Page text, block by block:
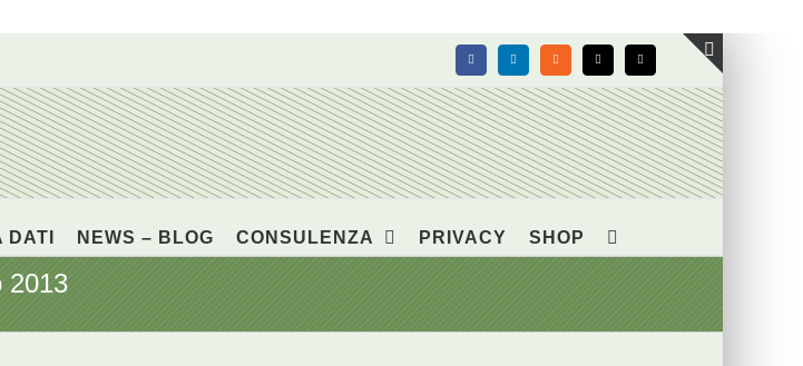
FacebookLinkedIn Rss X Email
DATI NEWS – BLOG CONSULENZA PRIVACY SHOP
2013
Toggle
area
barra
scorrevole